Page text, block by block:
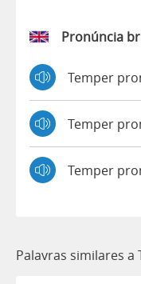
Pronúncia
Temper
Temper
Temper
Palavras similares a